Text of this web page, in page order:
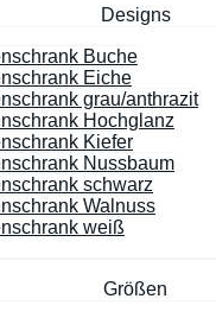
Designs
Buche
Eiche
grau/anthrazit
Hochglanz
Kiefer
Nussbaum
schwarz
Walnuss
weiß
Größen